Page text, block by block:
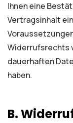
Ihnen eine
Vertragsinhalt
Widerrufsrechts
dauerhaften
haben.
B.